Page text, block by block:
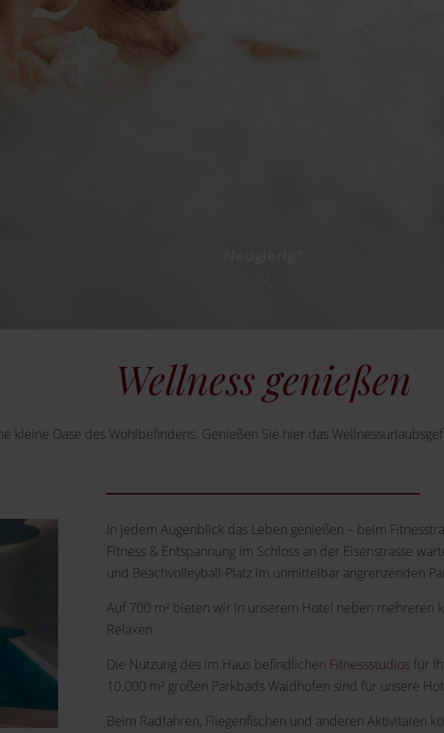
Wellness genießen
kleine Oase des Wohlbefindens. Genießen Sie hier das
In jedem Augenblick das Leben genießen – beim
Fitness & Entspannung im Schloss an der Eisenstrasse
und Beachvolleyball-Platz im unmittelbar angrenzenden
Auf 700 m² bieten wir in unserem Hotel neben mehreren
Relaxen.
Die Nutzung des im Haus befindlichen Fitnessstudios für
10.000 m² großen Parkbads Waidhofen sind für unsere
Beim Radfahren, Fliegenfischen und anderen Aktivitäten